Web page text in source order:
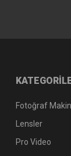
Fotoğraf
Lensler
Pro Video